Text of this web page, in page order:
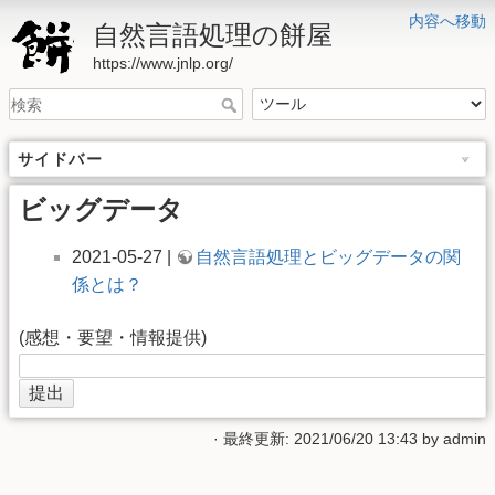
内容へ移動
自然言語処理の餅屋
https://www.jnlp.org/
サイドバー
ビッグデータ
2021-05-27 |
自然言語処理とビッグデータの関
係とは？
(感想・要望・情報提供)
· 最終更新: 2021/06/20 13:43 by admin